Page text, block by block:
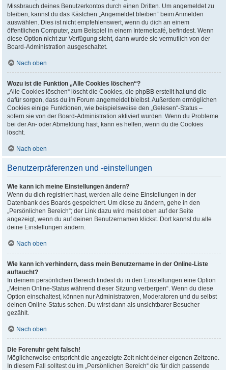
Missbrauch deines Benutzerkontos durch einen Dritten. Um angemeldet zu
bleiben, kannst du das Kästchen „Angemeldet bleiben“ beim Anmelden
auswählen. Dies ist nicht empfehlenswert, wenn du dich an einem
öffentlichen Computer, zum Beispiel in einem Internetcafé, befindest. Wenn
diese Option nicht zur Verfügung steht, dann wurde sie vermutlich von der
Board-Administration ausgeschaltet.
Nach oben
Wozu ist die Funktion „Alle Cookies löschen“?
„Alle Cookies löschen“ löscht die Cookies, die phpBB erstellt hat und die
dafür sorgen, dass du im Forum angemeldet bleibst. Außerdem ermöglichen
Cookies einige Funktionen, wie beispielsweise den „Gelesen“-Status –
sofern sie von der Board-Administration aktiviert wurden. Wenn du Probleme
bei der An- oder Abmeldung hast, kann es helfen, wenn du die Cookies
löscht.
Nach oben
Benutzerpräferenzen und -einstellungen
Wie kann ich meine Einstellungen ändern?
Wenn du dich registriert hast, werden alle deine Einstellungen in der
Datenbank des Boards gespeichert. Um diese zu ändern, gehe in den
„Persönlichen Bereich“; der Link dazu wird meist oben auf der Seite
angezeigt, wenn du auf deinen Benutzernamen klickst. Dort kannst du alle
deine Einstellungen ändern.
Nach oben
Wie kann ich verhindern, dass mein Benutzername in der Online-Liste
auftaucht?
In deinem persönlichen Bereich findest du in den Einstellungen eine Option
„Meinen Online-Status während dieser Sitzung verbergen“. Wenn du diese
Option einschaltest, können nur Administratoren, Moderatoren und du selbst
deinen Online-Status sehen. Du wirst dann als unsichtbarer Besucher
gezählt.
Nach oben
Die Forenuhr geht falsch!
Möglicherweise entspricht die angezeigte Zeit nicht deiner eigenen Zeitzone.
In diesem Fall solltest du im „Persönlichen Bereich“ die für dich passende